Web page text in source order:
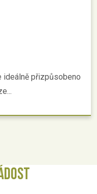
ideálně přizpůsobeno